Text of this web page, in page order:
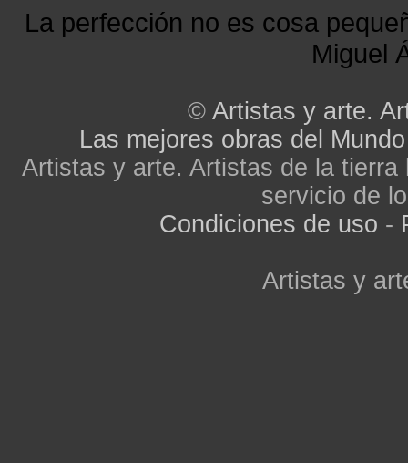
La perfección no es cosa
Miguel
© Artistas y arte.
Las mejores obras del Mundo
Artistas y arte. Artistas de la
servicio de
Condiciones de uso -
Artistas y